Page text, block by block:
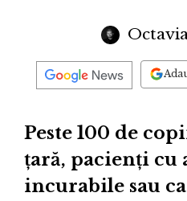
Peste 100 de
țară, pacienţi cu
incurabile sau